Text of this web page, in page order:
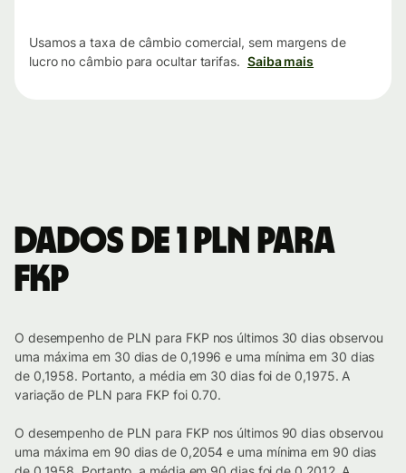
Usamos a taxa de câmbio comercial, sem margens de
lucro no câmbio para ocultar tarifas. Saiba mais
Dados de 1 PLN para
FKP
O desempenho de PLN para FKP nos últimos 30 dias observou
uma máxima em 30 dias de 0,1996 e uma mínima em 30 dias
de 0,1958. Portanto, a média em 30 dias foi de 0,1975. A
variação de PLN para FKP foi 0.70.
O desempenho de PLN para FKP nos últimos 90 dias observou
uma máxima em 90 dias de 0,2054 e uma mínima em 90 dias